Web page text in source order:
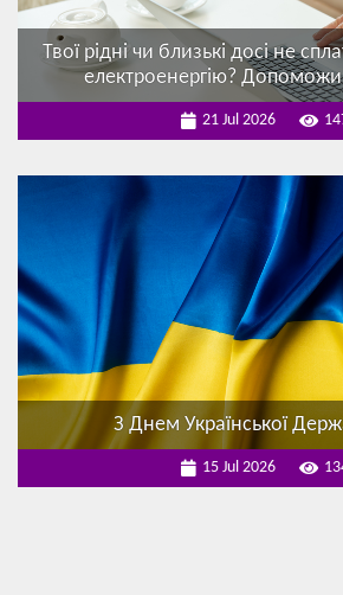
Твої рідні чи близькі досі не
електроенергію?
21 Jul 2026
З Днем Української
15 Jul 2026